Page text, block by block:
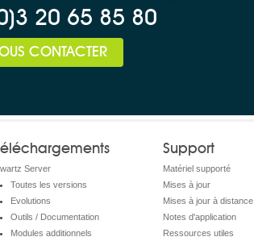
20 65 85 80
CONTACTER
Server
Toutes les versions
Evolutions
Outils / Documentation
Modules additionnels
Support
Matériel supporté
Mises à jour
Mises à jour à distance
Notes d'application
Ressources utiles